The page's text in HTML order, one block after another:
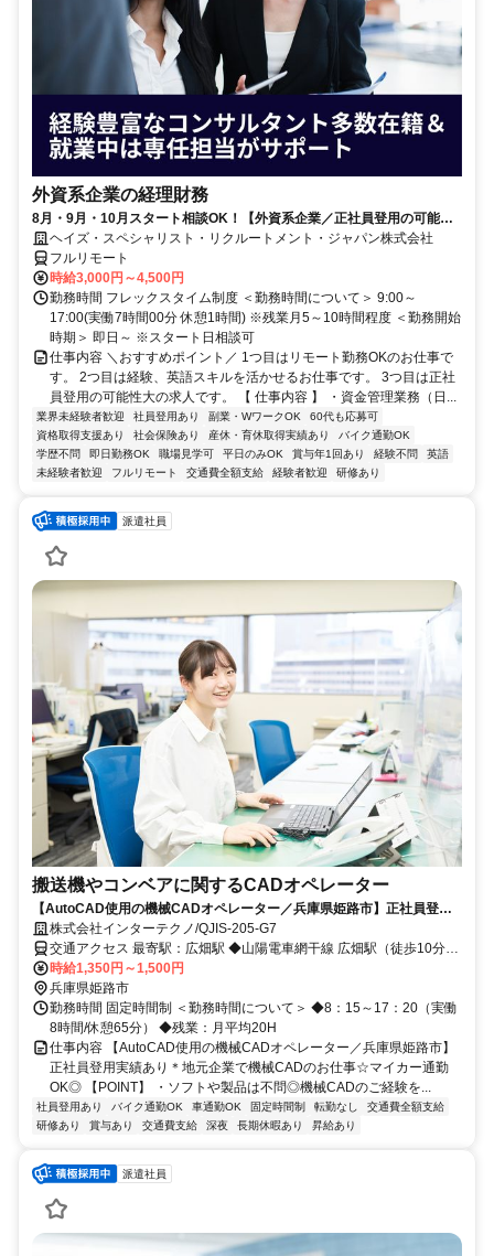
外資系企業の経理財務
8月・9月・10月スタート相談OK！【外資系企業／正社員登用の可能性
大／700万～800万／リモート勤務OK】経理財務
ヘイズ・スペシャリスト・リクルートメント・ジャパン株式会社
フルリモート
時給3,000円～4,500円
勤務時間 フレックスタイム制度 ＜勤務時間について＞ 9:00～
17:00(実働7時間00分 休憩1時間) ※残業月5～10時間程度 ＜勤務開始
時期＞ 即日～ ※スタート日相談可
仕事内容 ＼おすすめポイント／ 1つ目はリモート勤務OKのお仕事で
す。 2つ目は経験、英語スキルを活かせるお仕事です。 3つ目は正社
員登用の可能性大の求人です。 【 仕事内容 】 ・資金管理業務（日...
業界未経験者歓迎 社員登用あり 副業・WワークOK
60代も応募可
資格取得支援あり
社会保険あり 産休・育休取得実績あり
バイク通勤OK
学歴不問
即日勤務OK 職場見学可 平日のみOK 賞与年1回あり 経験不問
英語
未経験者歓迎
フルリモート 交通費全額支給 経験者歓迎 研修あり
派遣社員
搬送機やコンベアに関するCADオペレーター
【AutoCAD使用の機械CADオペレーター／兵庫県姫路市】正社員登用
実績あり＊地元企業で機械CADのお仕事☆マイカー通勤OK◎
株式会社インターテクノ/QJIS-205-G7
交通アクセス 最寄駅：広畑駅 ◆山陽電車網干線 広畑駅（徒歩10分）
◆山陽電車網干線 山陽天満駅（徒歩10分） ◆山陽本線 姫路駅（車28
分） ・自家用車・バイク通勤OK！
時給1,350円～1,500円
兵庫県姫路市
勤務時間 固定時間制 ＜勤務時間について＞ ◆8：15～17：20（実働
8時間/休憩65分） ◆残業：月平均20H
仕事内容 【AutoCAD使用の機械CADオペレーター／兵庫県姫路市】
正社員登用実績あり＊地元企業で機械CADのお仕事☆マイカー通勤
OK◎ 【POINT】 ・ソフトや製品は不問◎機械CADのご経験を...
社員登用あり バイク通勤OK 車通勤OK 固定時間制 転勤なし
交通費全額支給
研修あり
賞与あり 交通費支給 深夜 長期休暇あり 昇給あり
派遣社員